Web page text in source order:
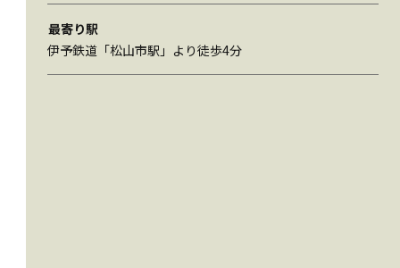
最寄り駅
伊予鉄道「松山市駅」より徒歩4分